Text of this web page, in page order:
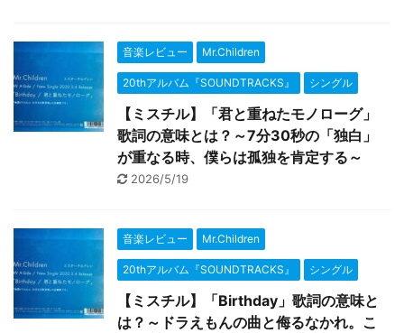
音楽レビュー Mr.Children
20thアルバム『SOUNDTRACKS』 シングル
【ミスチル】「君と重ねたモノローグ」
歌詞の意味とは？～7分30秒の「独白」
が重なる時、僕らは孤独を肯定する～
2026/5/19
音楽レビュー Mr.Children
20thアルバム『SOUNDTRACKS』 シングル
【ミスチル】「Birthday」歌詞の意味と
は？～ドラえもんの曲と侮るなかれ。こ